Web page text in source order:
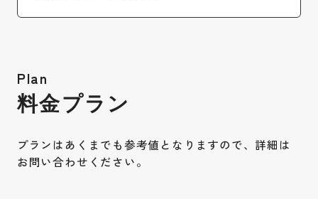
Plan
料金プラン
プランはあくまでも参考値となりますので、詳細は
お問い合わせください。